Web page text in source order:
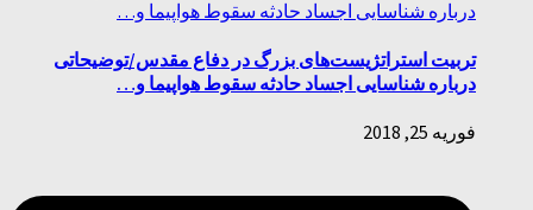
تربیت استراتژیست‌های بزرگ در دفاع مقدس/توضیحاتی
درباره شناسایی اجساد حادثه سقوط هواپیما و…
فوریه 25, 2018